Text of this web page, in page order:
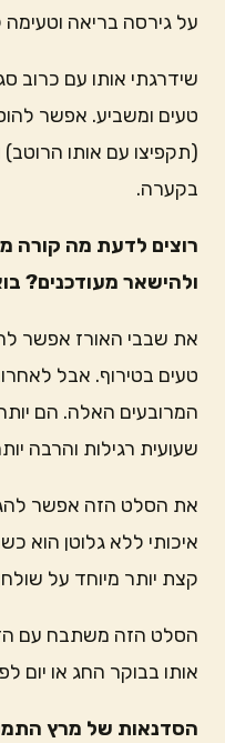
על גירסה בריאה
שידרגתי אותו עם כרוב
טעים ומשביע. אפשר
(תקפיצו עם אותו
בקערה.
רוצים לדעת מה קורה
ולהישאר מעודכנים?
את שבבי האורז אפשר
טעים בטירוף. אבל
המרובעים האלה. הם
שעועית רגילות והרבה
את הסלט הזה אפשר
איכותי ללא גלוטן הוא
קצת יותר מיוחד על
הסלט הזה משתבח עם
אותו בבוקר החג או יום
הסדנאות של מרץ